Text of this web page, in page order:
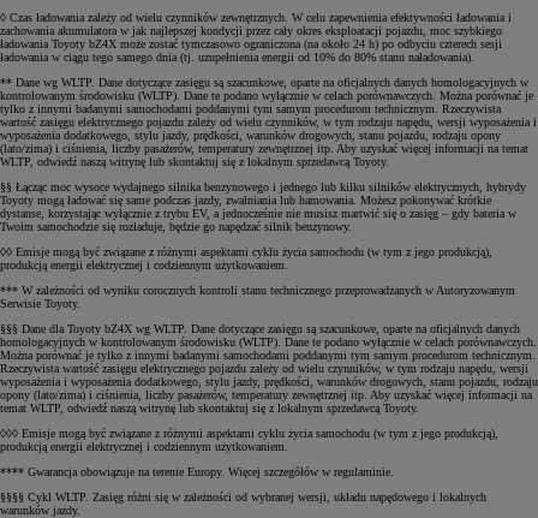
◊ Czas ładowania zależy od wielu czynników zewnętrznych. W celu zapewnienia efektywności ładowania i
zachowania akumulatora w jak najlepszej kondycji przez cały okres eksploatacji pojazdu, moc szybkiego
ładowania Toyoty bZ4X może zostać tymczasowo ograniczona (na około 24 h) po odbyciu czterech sesji
ładowania w ciągu tego samego dnia (tj. uzupełnienia energii od 10% do 80% stanu naładowania).
** Dane wg WLTP. Dane dotyczące zasięgu są szacunkowe, oparte na oficjalnych danych homologacyjnych w
kontrolowanym środowisku (WLTP). Dane te podano wyłącznie w celach porównawczych. Można porównać je
tylko z innymi badanymi samochodami poddanymi tym samym procedurom technicznym. Rzeczywista
wartość zasięgu elektrycznego pojazdu zależy od wielu czynników, w tym rodzaju napędu, wersji wyposażenia i
wyposażenia dodatkowego, stylu jazdy, prędkości, warunków drogowych, stanu pojazdu, rodzaju opony
(lato/zima) i ciśnienia, liczby pasażerów, temperatury zewnętrznej itp. Aby uzyskać więcej informacji na temat
WLTP, odwiedź naszą witrynę lub skontaktuj się z lokalnym sprzedawcą Toyoty.
§§ Łącząc moc wysoce wydajnego silnika benzynowego i jednego lub kilku silników elektrycznych, hybrydy
Toyoty mogą ładować się same podczas jazdy, zwalniania lub hamowania. Możesz pokonywać krótkie
dystanse, korzystając wyłącznie z trybu EV, a jednocześnie nie musisz martwić się o zasięg – gdy bateria w
Twoim samochodzie się rozładuje, będzie go napędzać silnik benzynowy.
◊◊ Emisje mogą być związane z różnymi aspektami cyklu życia samochodu (w tym z jego produkcją),
produkcją energii elektrycznej i codziennym użytkowaniem.
*** W zależności od wyniku corocznych kontroli stanu technicznego przeprowadzanych w Autoryzowanym
Serwisie Toyoty.
§§§ Dane dla Toyoty bZ4X wg WLTP. Dane dotyczące zasięgu są szacunkowe, oparte na oficjalnych danych
homologacyjnych w kontrolowanym środowisku (WLTP). Dane te podano wyłącznie w celach porównawczych.
Można porównać je tylko z innymi badanymi samochodami poddanymi tym samym procedurom technicznym.
Rzeczywista wartość zasięgu elektrycznego pojazdu zależy od wielu czynników, w tym rodzaju napędu, wersji
wyposażenia i wyposażenia dodatkowego, stylu jazdy, prędkości, warunków drogowych, stanu pojazdu, rodzaju
opony (lato/zima) i ciśnienia, liczby pasażerów, temperatury zewnętrznej itp. Aby uzyskać więcej informacji na
temat WLTP, odwiedź naszą witrynę lub skontaktuj się z lokalnym sprzedawcą Toyoty.
◊◊◊ Emisje mogą być związane z różnymi aspektami cyklu życia samochodu (w tym z jego produkcją),
produkcją energii elektrycznej i codziennym użytkowaniem.
**** Gwarancja obowiązuje na terenie Europy. Więcej szczegółów w regulaminie.
§§§§ Cykl WLTP. Zasięg różni się w zależności od wybranej wersji, układu napędowego i lokalnych
warunków jazdy.